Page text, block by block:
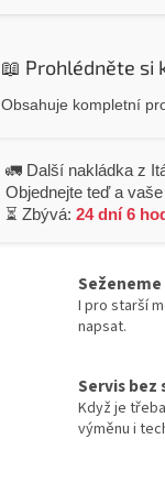
📖 Prohlédněte si
Obsahuje kompletní
🚛 Další nakládka z
Objednejte teď a
⏳ Zbývá: 24 dní 6
I pro starší
napsat.
Servis
Když je
výměnu i